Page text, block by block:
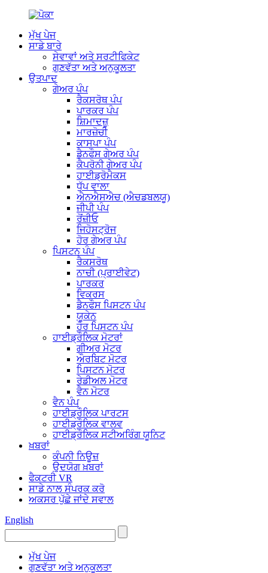
ਮੁੱਖ ਪੇਜ
ਸਾਡੇ ਬਾਰੇ
ਸੇਵਾਵਾਂ ਅਤੇ ਸਰਟੀਫਿਕੇਟ
ਗੁਣਵੱਤਾ ਅਤੇ ਅਨੁਕੂਲਤਾ
ਉਤਪਾਦ
ਗੇਅਰ ਪੰਪ
ਰੈਕਸਰੋਥ ਪੰਪ
ਪਾਰਕਰ ਪੰਪ
ਸ਼ਿਮਾਦਜ਼ੂ
ਮਾਰਜ਼ੋਚੀ
ਕਾਸਪਾ ਪੰਪ
ਡੈਨਫੌਸ ਗੇਅਰ ਪੰਪ
ਕੈਪਰੋਨੀ ਗੇਅਰ ਪੰਪ
ਹਾਈਡ੍ਰੋਮੈਕਸ
ਧੁੱਪ ਵਾਲਾ
ਐਨਐਸਐਚ (ਐਚਡਬਲਯੂ)
ਜੀਪੀ ਪੰਪ
ਰੋਂਜ਼ੀਓ
ਜਿਹੋਸਟ੍ਰੋਜ
ਹੋਰ ਗੇਅਰ ਪੰਪ
ਪਿਸਟਨ ਪੰਪ
ਰੈਕਸਰੋਥ
ਨਾਚੀ (ਪ੍ਰਾਈਵੇਟ)
ਪਾਰਕਰ
ਵਿਕਰਸ
ਡੈਨਫੌਸ ਪਿਸਟਨ ਪੰਪ
ਯੂਕੇਨ
ਹੋਰ ਪਿਸਟਨ ਪੰਪ
ਹਾਈਡ੍ਰੌਲਿਕ ਮੋਟਰਾਂ
ਗੀਅਰ ਮੋਟਰ
ਔਰਬਿਟ ਮੋਟਰ
ਪਿਸਟਨ ਮੋਟਰ
ਰੇਡੀਅਲ ਮੋਟਰ
ਵੈਨ ਮੋਟਰ
ਵੈਨ ਪੰਪ
ਹਾਈਡ੍ਰੌਲਿਕ ਪਾਰਟਸ
ਹਾਈਡ੍ਰੌਲਿਕ ਵਾਲਵ
ਹਾਈਡ੍ਰੌਲਿਕ ਸਟੀਅਰਿੰਗ ਯੂਨਿਟ
ਖ਼ਬਰਾਂ
ਕੰਪਨੀ ਨਿਊਜ਼
ਉਦਯੋਗ ਖ਼ਬਰਾਂ
ਫੈਕਟਰੀ VR
ਸਾਡੇ ਨਾਲ ਸੰਪਰਕ ਕਰੋ
ਅਕਸਰ ਪੁੱਛੇ ਜਾਂਦੇ ਸਵਾਲ
English
ਮੁੱਖ ਪੇਜ
ਗੁਣਵੱਤਾ ਅਤੇ ਅਨੁਕੂਲਤਾ